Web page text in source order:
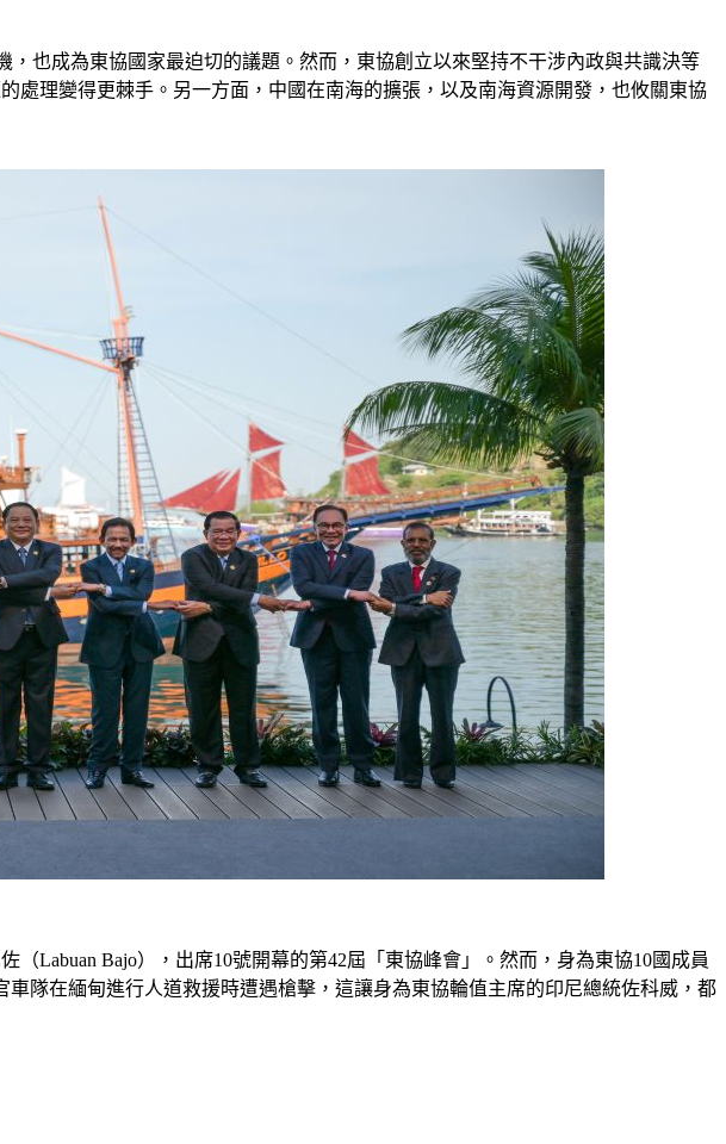
也成為東協國家最迫切的議題。然而，東協創立以來堅持不干涉內政與共識決等
處理變得更棘手。另一方面，中國在南海的擴張，以及南海資源開發，也攸關東協
Labuan Bajo），出席10號開幕的第42屆「東協峰會」。然而，身為東協10國成員
隊在緬甸進行人道救援時遭遇槍擊，這讓身為東協輪值主席的印尼總統佐科威，都